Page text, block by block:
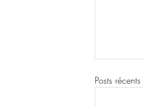
Posts récents